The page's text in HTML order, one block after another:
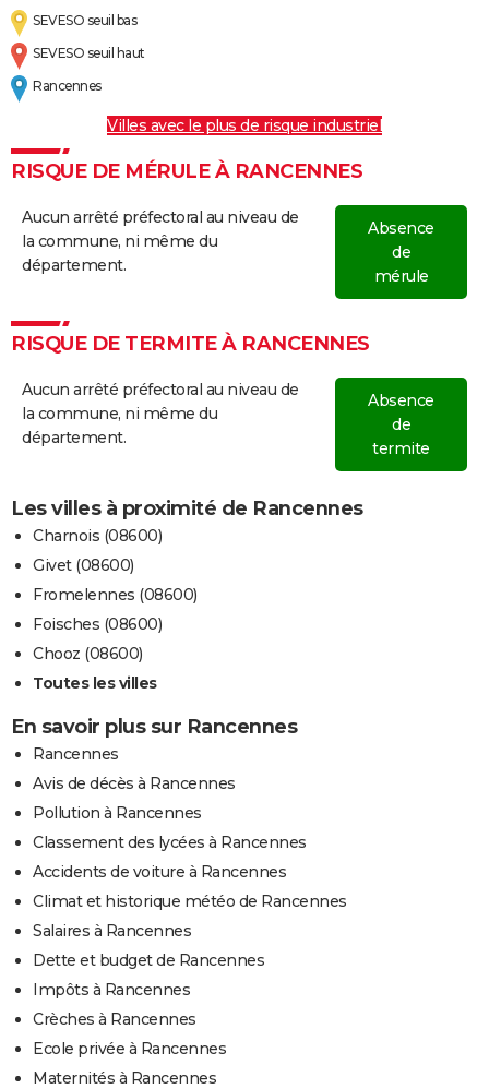
SEVESO seuil bas
SEVESO seuil haut
Rancennes
Villes avec le plus de risque industriel
RISQUE DE MÉRULE À RANCENNES
Aucun arrêté préfectoral au niveau de
la commune, ni même du
département.
Absence
de
mérule
RISQUE DE TERMITE À RANCENNES
Aucun arrêté préfectoral au niveau de
la commune, ni même du
département.
Absence
de
termite
Les villes à proximité de Rancennes
Charnois (08600)
Givet (08600)
Fromelennes (08600)
Foisches (08600)
Chooz (08600)
Toutes les villes
En savoir plus sur Rancennes
Rancennes
Avis de décès à Rancennes
Pollution à Rancennes
Classement des lycées à Rancennes
Accidents de voiture à Rancennes
Climat et historique météo de Rancennes
Salaires à Rancennes
Dette et budget de Rancennes
Impôts à Rancennes
Crèches à Rancennes
Ecole privée à Rancennes
Maternités à Rancennes